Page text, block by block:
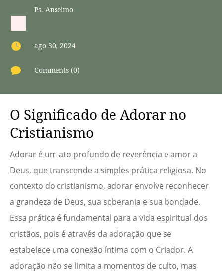
Ps. Anselmo
 ago 30, 2024
 Comments (0)
O Significado de Adorar no
Cristianismo
Adorar é um ato profundo de reverência e amor a
Deus, que transcende a simples prática religiosa. No
contexto do cristianismo, adorar envolve reconhecer
a grandeza de Deus, sua soberania e sua bondade.
Essa prática é fundamental para a vida espiritual dos
cristãos, pois é através da adoração que se
estabelece uma conexão íntima com o Criador. A
adoração não se limita a momentos de culto, mas